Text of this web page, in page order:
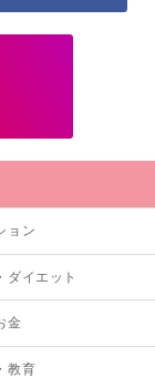
ョン
ダイエット
金
教育